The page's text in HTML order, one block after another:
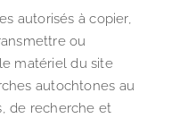
autorisés à copier,
ou
matériel du site
autochtones au
de recherche et